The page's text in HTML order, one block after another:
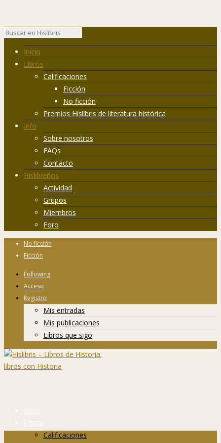
Inicio
Libros
Calificaciones
Ficción
No ficción
Premios Hislibris de literatura histórica
Info
Sobre nosotros
FAQs
Contacto
Hislibreños
Actividad
Grupos
Miembros
Foro
No ficción
Ficción
Following
Acceso
Registro
Mis entradas
Mis publicaciones
Libros que sigo
Inicio
Libros
Calificaciones